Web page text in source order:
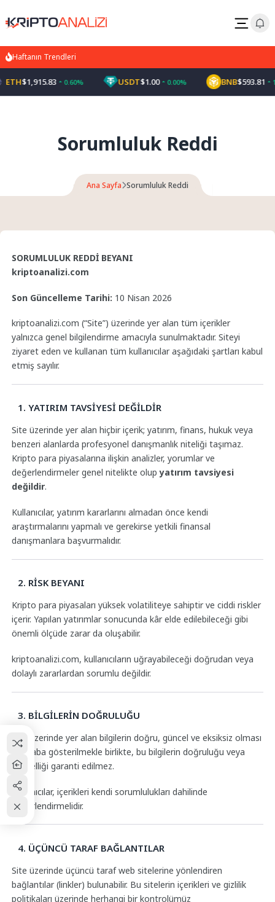
Haftanın Trendleri
ETH$1,915.83 0.60% USDT$1.00 0.00% BNB$593.81
Sorumluluk Reddi
Ana Sayfa Sorumluluk Reddi
SORUMLULUK REDDİ BEYANI
kriptoanalizi.com
Son Güncelleme Tarihi: 10 Nisan 2026
kriptoanalizi.com (“Site”) üzerinde yer alan tüm içerikler
yalnızca genel bilgilendirme amacıyla sunulmaktadır. Siteyi
ziyaret eden ve kullanan tüm kullanıcılar aşağıdaki şartları kabul
etmiş sayılır.
1. YATIRIM TAVSİYESİ DEĞİLDİR
Site üzerinde yer alan hiçbir içerik; yatırım, finans, hukuk veya
benzeri alanlarda profesyonel danışmanlık niteliği taşımaz.
Kripto para piyasalarına ilişkin analizler, yorumlar ve
değerlendirmeler genel nitelikte olupyatırım tavsiyesi
değildir.
Kullanıcılar, yatırım kararlarını almadan önce kendi
araştırmalarını yapmalı ve gerekirse yetkili finansal
danışmanlara başvurmalıdır.
2. RİSK BEYANI
Kripto para piyasaları yüksek volatiliteye sahiptir ve ciddi riskler
içerir. Yapılan yatırımlar sonucunda kâr elde edilebileceği gibi
önemli ölçüde zarar da oluşabilir.
kriptoanalizi.com, kullanıcıların uğrayabileceği doğrudan veya
dolaylı zararlardan sorumlu değildir.
3. BİLGİLERİN DOĞRULUĞU
Site üzerinde yer alan bilgilerin doğru, güncel ve eksiksiz olması
için çaba gösterilmekle birlikte, bu bilgilerin doğruluğu veya
güncelliği garanti edilmez.
Kullanıcılar, içerikleri kendi sorumlulukları dahilinde
değerlendirmelidir.
4. ÜÇÜNCÜ TARAF BAĞLANTILAR
Site üzerinde üçüncü taraf web sitelerine yönlendiren
bağlantılar (linkler) bulunabilir. Bu sitelerin içerikleri ve gizlilik
politikaları üzerinde herhangi bir kontrolümüz